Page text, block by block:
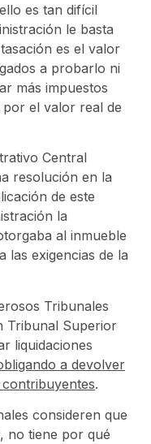
es tan difícil
le basta
es el valor
a probarlo ni
más impuestos
por el valor real de
Central
resolución en la
de este
la
al inmueble
las exigencias de la
Tribunales
Tribunal Superior
liquidaciones
a devolver
.
consideren que
no tiene por qué